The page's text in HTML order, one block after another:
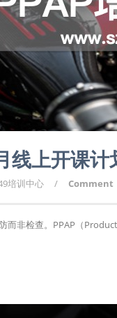
线上开课
培训中心 / Comment
而非检查。PPAP（